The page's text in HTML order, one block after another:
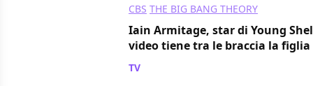
CBS THE BIG BANG THEORY
Iain Armitage, star di Young
video tiene tra le braccia la
TV